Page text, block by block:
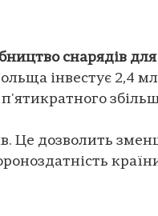
снарядів для
інвестує 2,4
п'ятикратного
Це дозволить